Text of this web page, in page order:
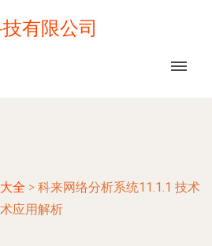
有限公司
全 > 科来网络分析系统11.1.1 技术
应用解析